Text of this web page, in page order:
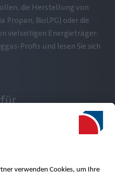
die Herstellung von
BioLPG) oder die
vielseitigen Energieträger:
Profis und lesen Sie sich